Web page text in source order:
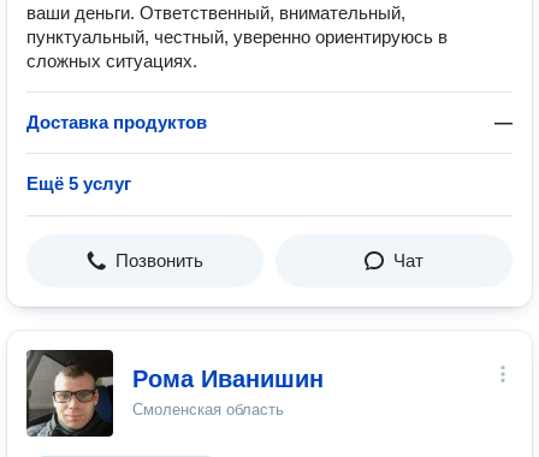
вaши деньги. ️Oтвeтcтвенный, внимaтельный,
пунктуальный, честный, уверенно ориентируюсь в
сложных ситуациях.
Доставка продуктов —
Ещё 5 услуг
Позвонить Чат
Рома Иванишин
Смоленская область